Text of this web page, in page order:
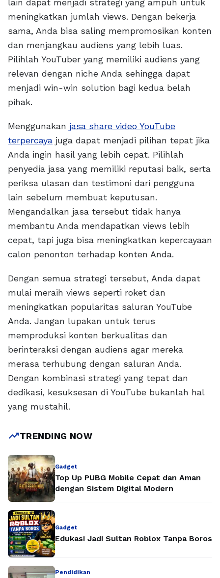
lain dapat menjadi strategi yang ampuh untuk
meningkatkan jumlah views. Dengan bekerja
sama, Anda bisa saling mempromosikan konten
dan menjangkau audiens yang lebih luas.
Pilihlah YouTuber yang memiliki audiens yang
relevan dengan niche Anda sehingga dapat
menjadi win-win solution bagi kedua belah
pihak.
Menggunakan jasa share video YouTube
terpercaya juga dapat menjadi pilihan tepat jika
Anda ingin hasil yang lebih cepat. Pilihlah
penyedia jasa yang memiliki reputasi baik, serta
periksa ulasan dan testimoni dari pengguna
lain sebelum membuat keputusan.
Mengandalkan jasa tersebut tidak hanya
membantu Anda mendapatkan views lebih
cepat, tapi juga bisa meningkatkan kepercayaan
calon penonton terhadap konten Anda.
Dengan semua strategi tersebut, Anda dapat
mulai meraih views seperti roket dan
meningkatkan popularitas saluran YouTube
Anda. Jangan lupakan untuk terus
memproduksi konten berkualitas dan
berinteraksi dengan audiens agar mereka
merasa terhubung dengan saluran Anda.
Dengan kombinasi strategi yang tepat dan
dedikasi, kesuksesan di YouTube bukanlah hal
yang mustahil.
trending_upTRENDING NOW
Gadget
Top Up PUBG Mobile Cepat dan Aman
dengan Sistem Digital Modern
Gadget
Edukasi Jadi Sultan Roblox Tanpa Boros
Pendidikan